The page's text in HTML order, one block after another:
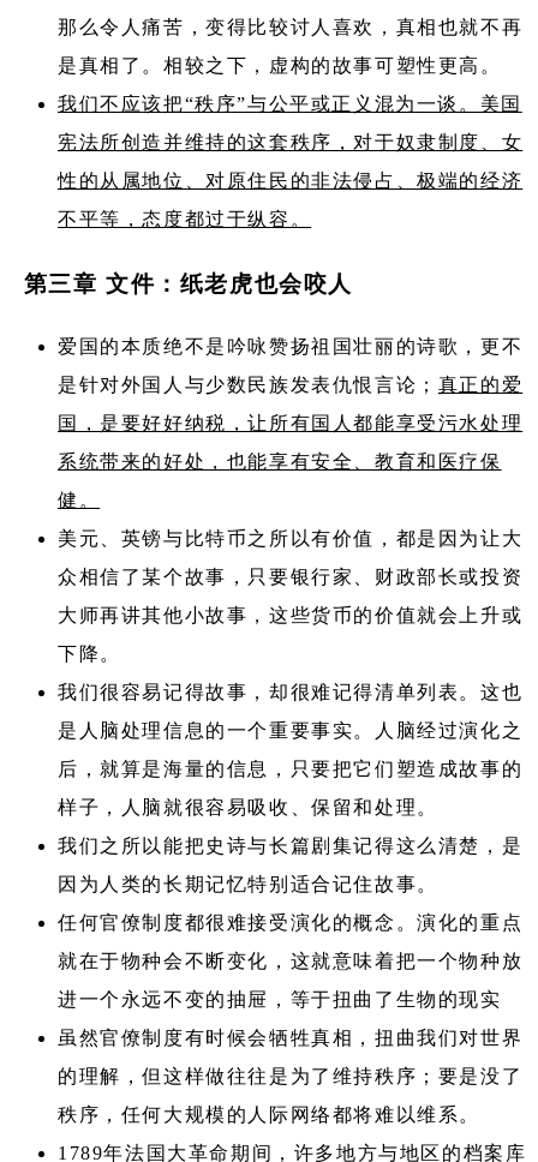
那么令人痛苦，变得比较讨人喜欢，真相也就不再
是真相了。相较之下，虚构的故事可塑性更高。
我们不应该把“秩序”与公平或正义混为一谈。美国
宪法所创造并维持的这套秩序，对于奴隶制度、女
性的从属地位、对原住民的非法侵占、极端的经济
不平等，态度都过于纵容。
第三章 文件：纸老虎也会咬人
爱国的本质绝不是吟咏赞扬祖国壮丽的诗歌，更不
是针对外国人与少数民族发表仇恨言论； 真正的爱
国，是要好好纳税，让所有国人都能享受污水处理
系统带来的好处，也能享有安全、教育和医疗保
健。
美元、英镑与比特币之所以有价值，都是因为让大
众相信了某个故事，只要银行家、财政部长或投资
大师再讲其他小故事，这些货币的价值就会上升或
下降。
我们很容易记得故事，却很难记得清单列表。这也
是人脑处理信息的一个重要事实。人脑经过演化之
后，就算是海量的信息，只要把它们塑造成故事的
样子，人脑就很容易吸收、保留和处理。
我们之所以能把史诗与长篇剧集记得这么清楚，是
因为人类的长期记忆特别适合记住故事。
任何官僚制度都很难接受演化的概念。演化的重点
就在于物种会不断变化，这就意味着把一个物种放
进一个永远不变的抽屉，等于扭曲了生物的现实
虽然官僚制度有时候会牺牲真相，扭曲我们对世界
的理解，但这样做往往是为了维持秩序；要是没了
秩序，任何大规模的人际网络都将难以维系。
1789年法国大革命期间，许多地方与地区的档案库